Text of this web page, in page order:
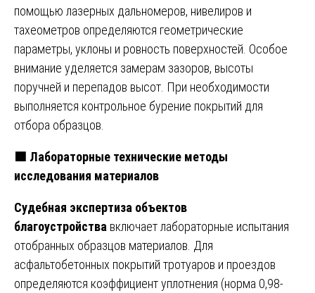
помощью лазерных дальномеров, нивелиров и
тахеометров определяются геометрические
параметры, уклоны и ровность поверхностей. Особое
внимание уделяется замерам зазоров, высоты
поручней и перепадов высот. При необходимости
выполняется контрольное бурение покрытий для
отбора образцов.
🟩 Лабораторные технические методы
исследования материалов
Судебная экспертиза объектов
благоустройства включает лабораторные испытания
отобранных образцов материалов. Для
асфальтобетонных покрытий тротуаров и проездов
определяются коэффициент уплотнения (норма 0,98-